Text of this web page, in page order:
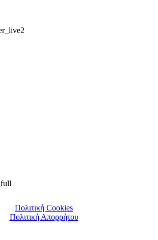
Πολιτική Cookies
Πολιτική Απορρήτου